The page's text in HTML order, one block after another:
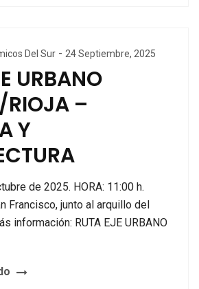
Del Sur - 24 Septiembre, 2025
URBANO
RIOJA –
Y
de 2025. HORA: 11:00 h.
Francisco, junto al arquillo del
información: RUTA EJE URBANO